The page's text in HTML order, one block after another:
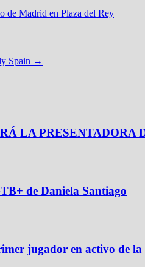
de Madrid en Plaza del Rey
Spain →
LA PRESENTADORA
de Daniela Santiago
jugador en activo de